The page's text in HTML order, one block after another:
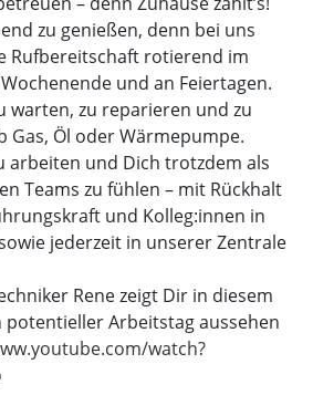
zu genießen, denn bei uns
Rufbereitschaft rotierend im
und an Feiertagen.
warten, zu reparieren und zu
Gas, Öl oder Wärmepumpe.
arbeiten und Dich trotzdem als
Teams zu fühlen – mit Rückhalt
und Kolleg:innen in
jederzeit in unserer Zentrale
Rene zeigt Dir in diesem
potentieller Arbeitstag aussehen
watch?